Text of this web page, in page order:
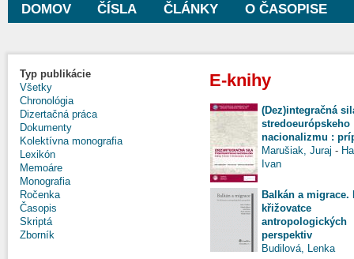
Hlavné menu
DOMOV ČÍSLA ČLÁNKY O ČASOPISE
Typ publikácie
Všetky
Chronológia
Dizertačná práca
Dokumenty
Kolektívna monografia
Lexikón
Memoáre
Monografia
Ročenka
Časopis
Skriptá
Zborník
E-knihy
(Dez)integračná
stredoeurópskeho
nacionalizmu :
Marušiak, Juraj -
Ivan
Balkán a migrace.
křižovatce
antropologických
perspektiv
Budilová, Lenka